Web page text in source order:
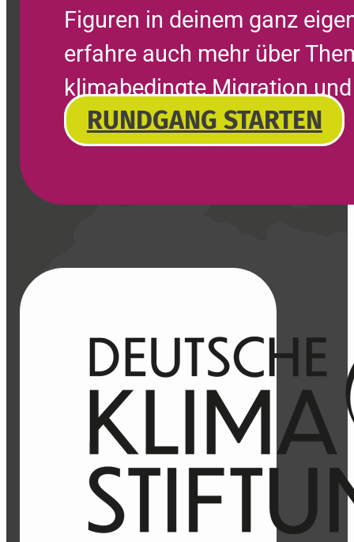
Figuren in deinem ganz
erfahre auch mehr über
klimabedingte Migration
RUNDGANG STARTEN